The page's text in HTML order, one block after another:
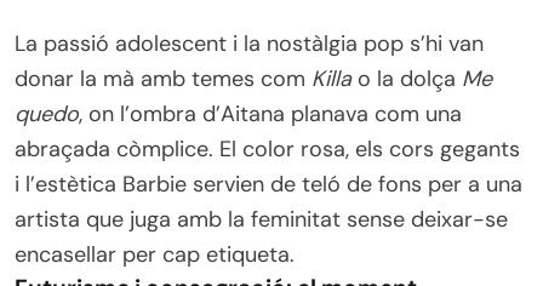
La passió adolescent i la nostàlgia pop s’hi van
donar la mà amb temes com Killa o la dolça Me
quedo, on l’ombra d’Aitana planava com una
abraçada còmplice. El color rosa, els cors gegants
i l’estètica Barbie servien de teló de fons per a una
artista que juga amb la feminitat sense deixar-se
encasellar per cap etiqueta.